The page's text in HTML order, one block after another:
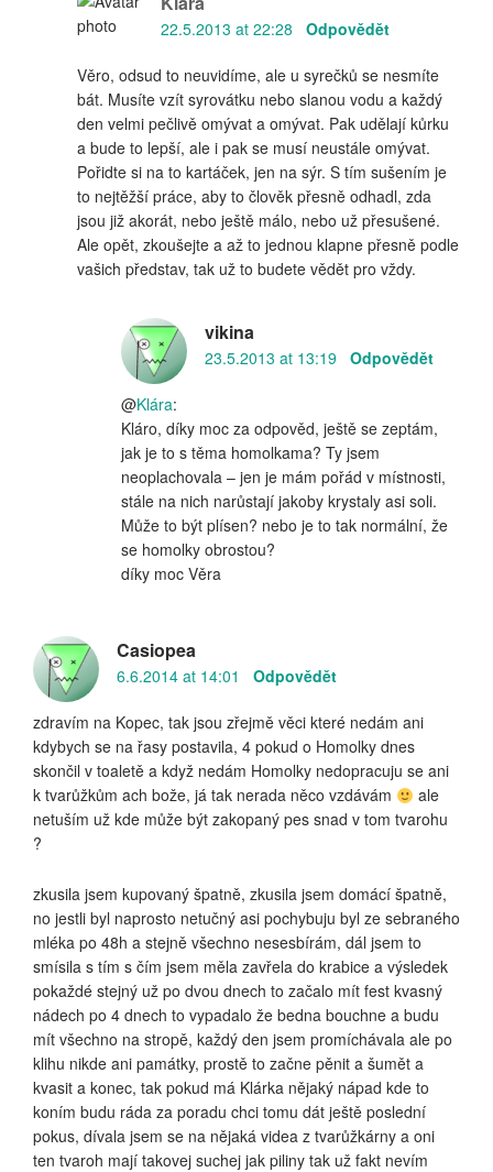
22.5.2013 at 22:28 Odpovědět
Věro, odsud to neuvidíme, ale u syrečků se nesmíte
bát. Musíte vzít syrovátku nebo slanou vodu a každý
den velmi pečlivě omývat a omývat. Pak udělají kůrku
a bude to lepší, ale i pak se musí neustále omývat.
Pořidte si na to kartáček, jen na sýr. S tím sušením je
to nejtěžší práce, aby to člověk přesně odhadl, zda
jsou již akorát, nebo ještě málo, nebo už přesušené.
Ale opět, zkoušejte a až to jednou klapne přesně podle
vašich představ, tak už to budete vědět pro vždy.
vikina
23.5.2013 at 13:19 Odpovědět
@Klára:
Kláro, díky moc za odpověd, ještě se zeptám,
jak je to s těma homolkama? Ty jsem
neoplachovala – jen je mám pořád v místnosti,
stále na nich narůstají jakoby krystaly asi soli.
Může to být plísen? nebo je to tak normální, že
se homolky obrostou?
díky moc Věra
Casiopea
6.6.2014 at 14:01 Odpovědět
zdravím na Kopec, tak jsou zřejmě věci které nedám ani
kdybych se na řasy postavila, 4 pokud o Homolky dnes
skončil v toaletě a když nedám Homolky nedopracuju se ani
k tvarůžkům ach bože, já tak nerada něco vzdávám
ale
netuším už kde může být zakopaný pes snad v tom tvarohu
?
zkusila jsem kupovaný špatně, zkusila jsem domácí špatně,
no jestli byl naprosto netučný asi pochybuju byl ze sebraného
mléka po 48h a stejně všechno nesesbírám, dál jsem to
smísila s tím s čím jsem měla zavřela do krabice a výsledek
pokaždé stejný už po dvou dnech to začalo mít fest kvasný
nádech po 4 dnech to vypadalo že bedna bouchne a budu
mít všechno na stropě, každý den jsem promíchávala ale po
klihu nikde ani památky, prostě to začne pěnit a šumět a
kvasit a konec, tak pokud má Klárka nějaký nápad kde to
koním budu ráda za poradu chci tomu dát ještě poslední
pokus, dívala jsem se na nějaká videa z tvarůžkárny a oni
ten tvaroh mají takovej suchej jak piliny tak už fakt nevím